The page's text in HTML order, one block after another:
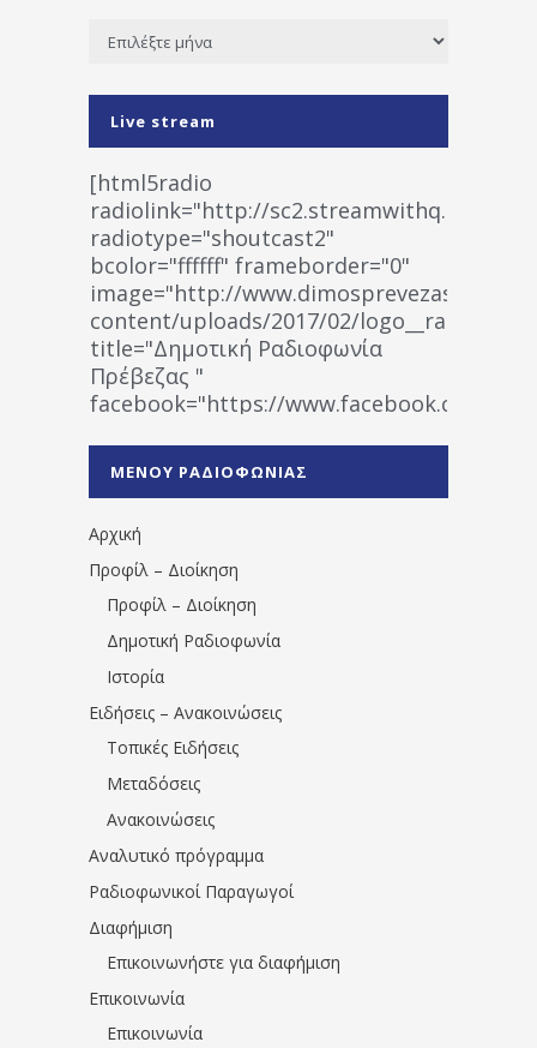
Ιστορικό
Live stream
[html5radio
radiolink="http://
radiotype="shoutcast2"
bcolor="ffffff" frameborder="0"
image="http://www.dimosprevezas.gr/wp-
content/uploads/2017/02/
title="Δημοτική Ραδιοφωνία
Πρέβεζας "
facebook="https://www.facebook.com/
1531194763766854/" artist="" ]
ΜΕΝΟΥ ΡΑΔΙΟΦΩΝΙΑΣ
Αρχική
Προφίλ – Διοίκηση
Προφίλ – Διοίκηση
Δημοτική Ραδιοφωνία
Ιστορία
Ειδήσεις – Ανακοινώσεις
Τοπικές Ειδήσεις
Μεταδόσεις
Ανακοινώσεις
Αναλυτικό πρόγραμμα
Ραδιοφωνικοί Παραγωγοί
Διαφήμιση
Επικοινωνήστε για διαφήμιση
Επικοινωνία
Επικοινωνία